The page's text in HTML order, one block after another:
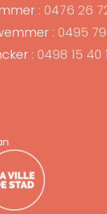
: 0476 26
: 0495
: 0498 15 40